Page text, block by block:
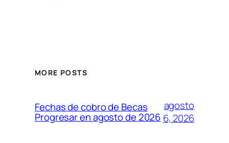
MORE POSTS
Fechas de cobro de Becas
Progresar en agosto de 2026
agosto
6, 2026